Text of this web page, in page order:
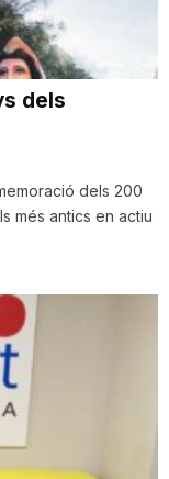
dels
dels 200
més antics en actiu